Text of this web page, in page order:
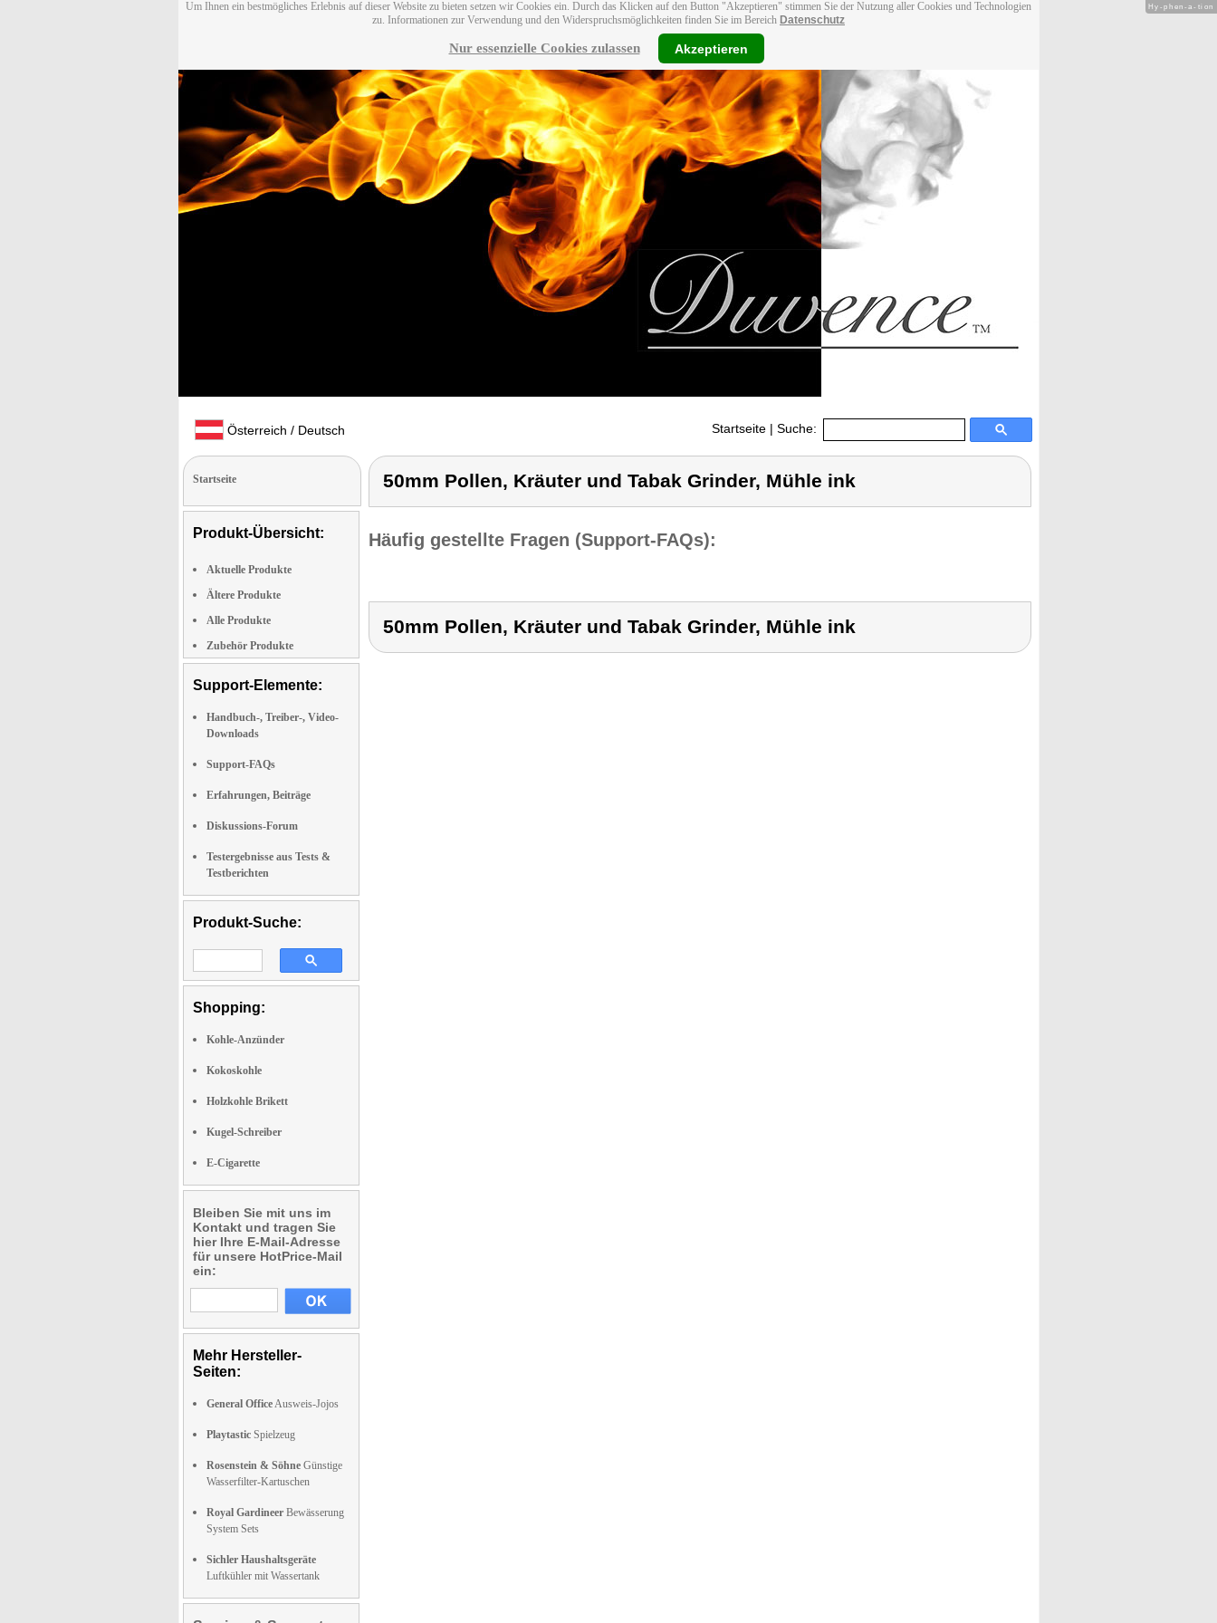
Um Ihnen ein bestmögliches Erlebnis auf dieser Website zu bieten setzen wir Cookies ein. Durch das Klicken auf den Button "Akzeptieren" stimmen Sie der Nutzung aller Cookies und Technologien
zu. Informationen zur Verwendung und den Widerspruchsmöglichkeiten finden Sie im Bereich Datenschutz
Nur essenzielle Cookies zulassen Akzeptieren
Österreich / Deutsch Startseite | Suche:
Startseite
Produkt-Übersicht:
Aktuelle Produkte
Ältere Produkte
Alle Produkte
Zubehör Produkte
Support-Elemente:
Handbuch-, Treiber-, Video-
Downloads
Support-FAQs
Erfahrungen, Beiträge
Diskussions-Forum
Testergebnisse aus Tests &
Testberichten
Produkt-Suche:
Shopping:
Kohle-Anzünder
Kokoskohle
Holzkohle Brikett
Kugel-Schreiber
E-Cigarette
Bleiben Sie mit uns im
Kontakt und tragen Sie
hier Ihre E-Mail-Adresse
für unsere HotPrice-Mail
ein:
Mehr Hersteller-
Seiten:
General OfficeAusweis-Jojos
Playtastic Spielzeug
Rosenstein & Söhne Günstige
Wasserfilter-Kartuschen
Royal Gardineer Bewässerung
System Sets
Sichler Haushaltsgeräte
Luftkühler mit Wassertank
50mm Pollen, Kräuter und Tabak Grinder, Mühle ink
Häufig gestellte Fragen (Support-FAQs):
50mm Pollen, Kräuter und Tabak Grinder, Mühle ink
Hy-phen-a-tion